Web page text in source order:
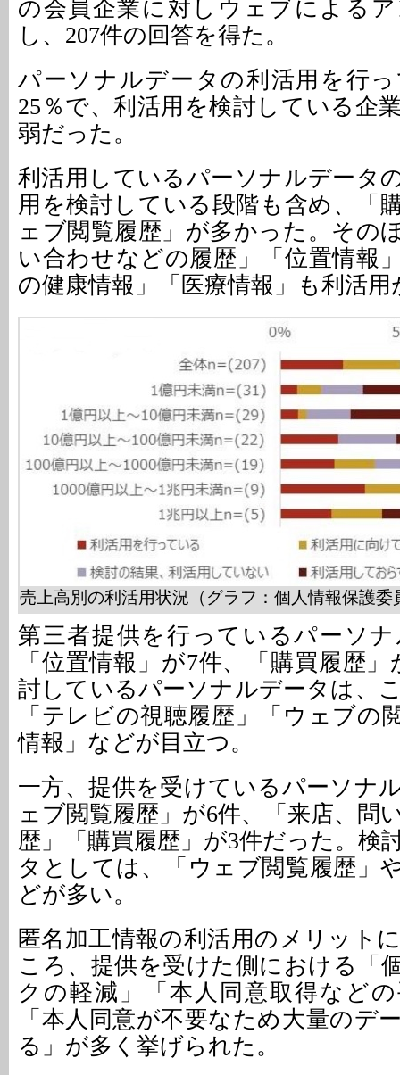
の会員企業に対しウェブによる
し、207件の回答を得た。
パーソナルデータの利活用を行
25％で、利活用を検討している企
弱だった。
利活用しているパーソナルデータ
用を検討している段階も含め、「
ェブ閲覧履歴」が多かった。その
い合わせなどの履歴」「位置情報
の健康情報」「医療情報」も利活
売上高別の利活用状況（グラフ：個人情報保護委
第三者提供を行っているパーソ
「位置情報」が7件、「購買履歴
討しているパーソナルデータは、
「テレビの視聴履歴」「ウェブの
情報」などが目立つ。
一方、提供を受けているパーソナ
ェブ閲覧履歴」が6件、「来店、問
歴」「購買履歴」が3件だった。検
タとしては、「ウェブ閲覧履歴」
どが多い。
匿名加工情報の利活用のメリット
ころ、提供を受けた側における「
クの軽減」「本人同意取得など
「本人同意が不要なため大量のデ
る」が多く挙げられた。